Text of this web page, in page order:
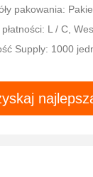
pakowania:
L / C,
Supply: 1000